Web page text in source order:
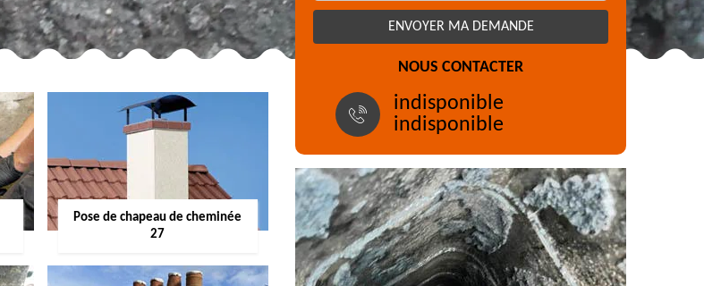
Pose de chapeau de cheminée
27
NOUS CONTACTER
indisponible
indisponible